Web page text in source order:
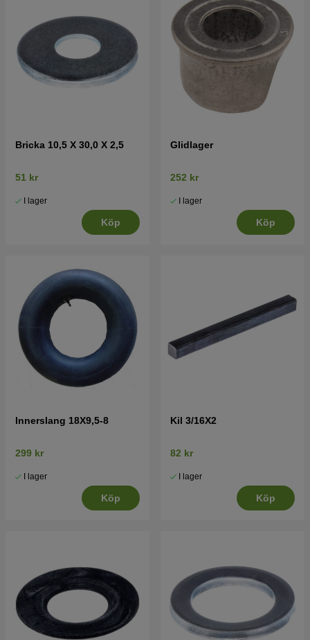
Bricka 10,5 X 30,0 X 2,5
51 kr
I lager
Köp
Glidlager
252 kr
I lager
Köp
Innerslang 18X9,5-8
299 kr
I lager
Köp
Kil 3/16X2
82 kr
I lager
Köp